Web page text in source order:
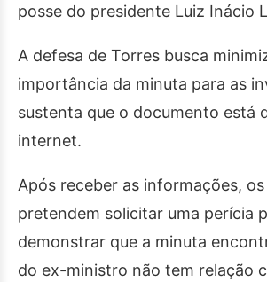
posse do presidente Luiz Inácio
A defesa de Torres busca
importância da minuta para as
sustenta que o documento está
internet.
Após receber as informações,
pretendem solicitar uma perícia
demonstrar que a minuta
do ex-ministro não tem relação